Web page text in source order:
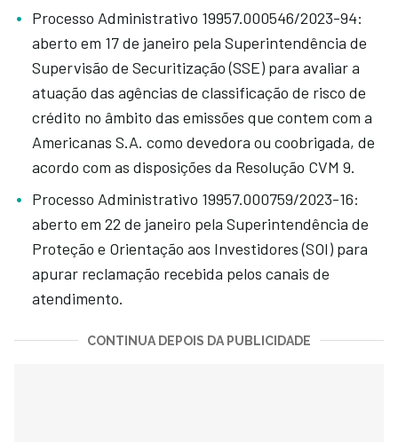
Processo Administrativo 19957.000546/2023-94:
aberto em 17 de janeiro pela Superintendência de
Supervisão de Securitização (SSE) para avaliar a
atuação das agências de classificação de risco de
crédito no âmbito das emissões que contem com a
Americanas S.A. como devedora ou coobrigada, de
acordo com as disposições da Resolução CVM 9.
Processo Administrativo 19957.000759/2023-16:
aberto em 22 de janeiro pela Superintendência de
Proteção e Orientação aos Investidores (SOI) para
apurar reclamação recebida pelos canais de
atendimento.
CONTINUA DEPOIS DA PUBLICIDADE